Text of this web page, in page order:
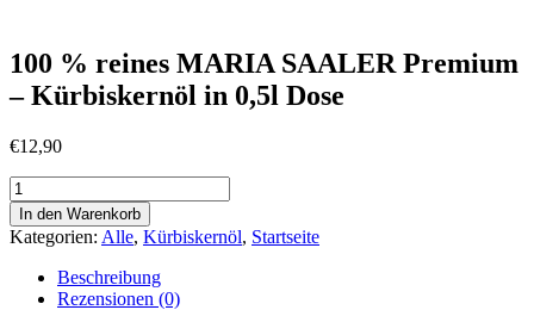
100 % reines MARIA SAALER Premium
– Kürbiskernöl in 0,5l Dose
€12,90
100
%
reines
MARIA
SAALER
Premium
In den Warenkorb
Kategorien: Alle, Kürbiskernöl, Startseite
Beschreibung
Rezensionen (0)